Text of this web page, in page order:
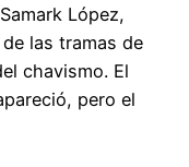
López,
las tramas de
chavismo. El
pero el